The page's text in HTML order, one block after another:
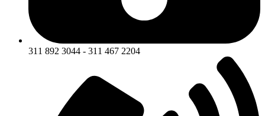
311 892 3044 - 311 467 2204